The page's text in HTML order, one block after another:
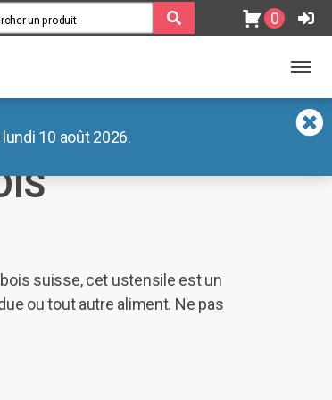
10 août 2026.
0
suisse, cet ustensile est un
ou tout autre aliment. Ne pas